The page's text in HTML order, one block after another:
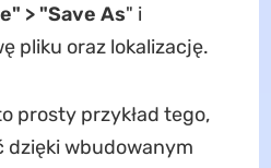
> "Save As" i
pliku oraz lokalizację.
prosty przykład tego,
dzięki wbudowanym